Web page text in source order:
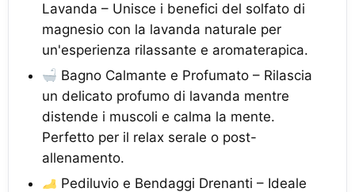
Lavanda – Unisce i benefici del solfato di
magnesio con la lavanda naturale per
un'esperienza rilassante e aromaterapica.
Bagno Calmante e Profumato – Rilascia
un delicato profumo di lavanda mentre
distende i muscoli e calma la mente.
Perfetto per il relax serale o post-
allenamento.
Pediluvio e Bendaggi Drenanti – Ideale